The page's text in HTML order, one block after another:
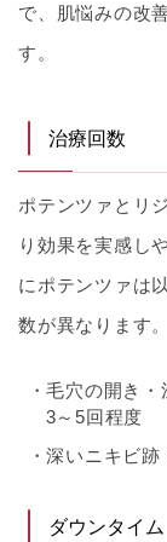
で、肌悩みの改
す。
治療回数
ポテンツァとリ
り効果を実感し
にポテンツァは
数が異なります。
毛穴の開き・
3～5回程度
深いニキビ跡
ダウンタイム